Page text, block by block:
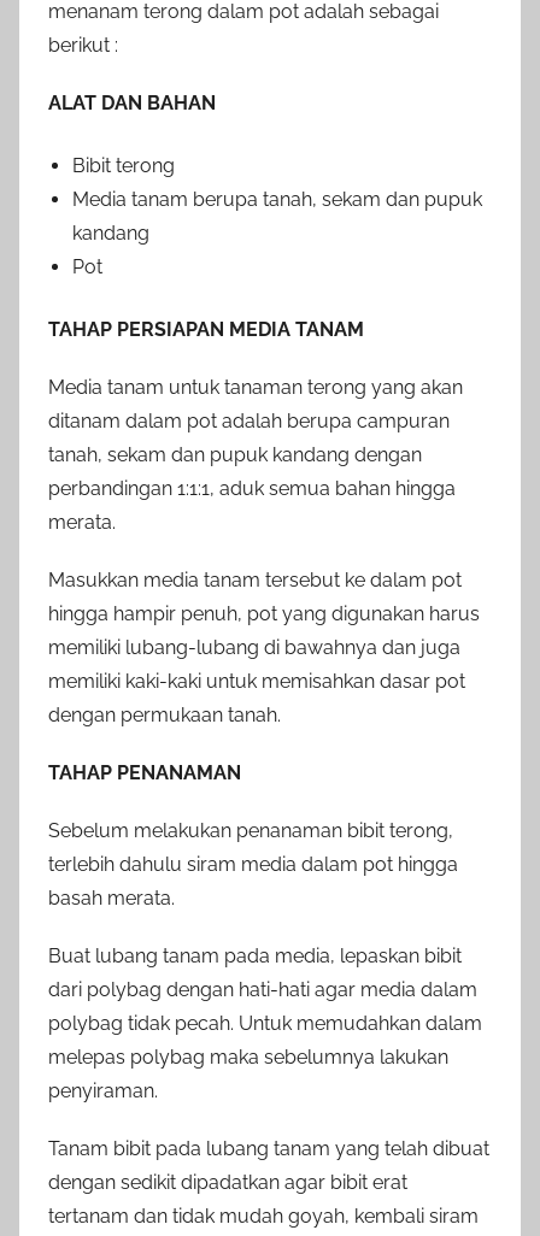
menanam terong dalam pot adalah sebagai
berikut :
ALAT DAN BAHAN
Bibit terong
Media tanam berupa tanah, sekam dan pupuk
kandang
Pot
TAHAP PERSIAPAN MEDIA TANAM
Media tanam untuk tanaman terong yang akan
ditanam dalam pot adalah berupa campuran
tanah, sekam dan pupuk kandang dengan
perbandingan 1:1:1, aduk semua bahan hingga
merata.
Masukkan media tanam tersebut ke dalam pot
hingga hampir penuh, pot yang digunakan harus
memiliki lubang-lubang di bawahnya dan juga
memiliki kaki-kaki untuk memisahkan dasar pot
dengan permukaan tanah.
TAHAP PENANAMAN
Sebelum melakukan penanaman bibit terong,
terlebih dahulu siram media dalam pot hingga
basah merata.
Buat lubang tanam pada media, lepaskan bibit
dari polybag dengan hati-hati agar media dalam
polybag tidak pecah. Untuk memudahkan dalam
melepas polybag maka sebelumnya lakukan
penyiraman.
Tanam bibit pada lubang tanam yang telah dibuat
dengan sedikit dipadatkan agar bibit erat
tertanam dan tidak mudah goyah, kembali siram